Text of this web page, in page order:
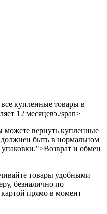
купленные товары в
12 месяцевэ./span>
можете вернуть купленные
быть в нормальном
упаковки.">Возврат и обмен
товары удобными
безналично по
прямо в момент